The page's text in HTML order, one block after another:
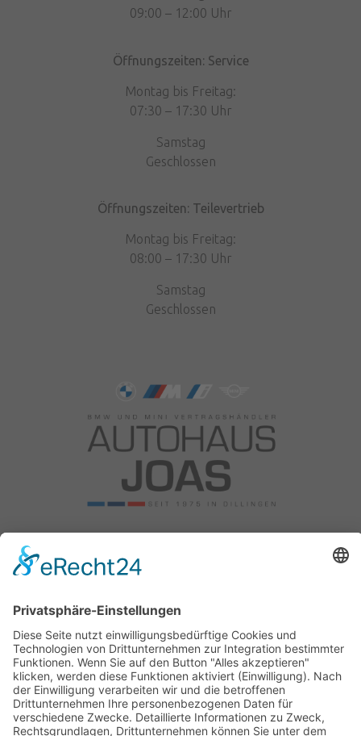
09:00 – 12:00 Uhr
Öffnungszeiten: Service
Montag bis Freitag:
07:30 – 17:30 Uhr
Samstag
Geschlossen
Öffnungszeiten: Teilevertrieb
Montag bis Freitag:
08:00 – 17:30 Uhr
Samstag
Geschlossen
Am Reitweg 10
89407 Dillingen
Tel: +49 9071 5885 0
Fax: 09071 5885 50
Email:info@bmw-joas.de